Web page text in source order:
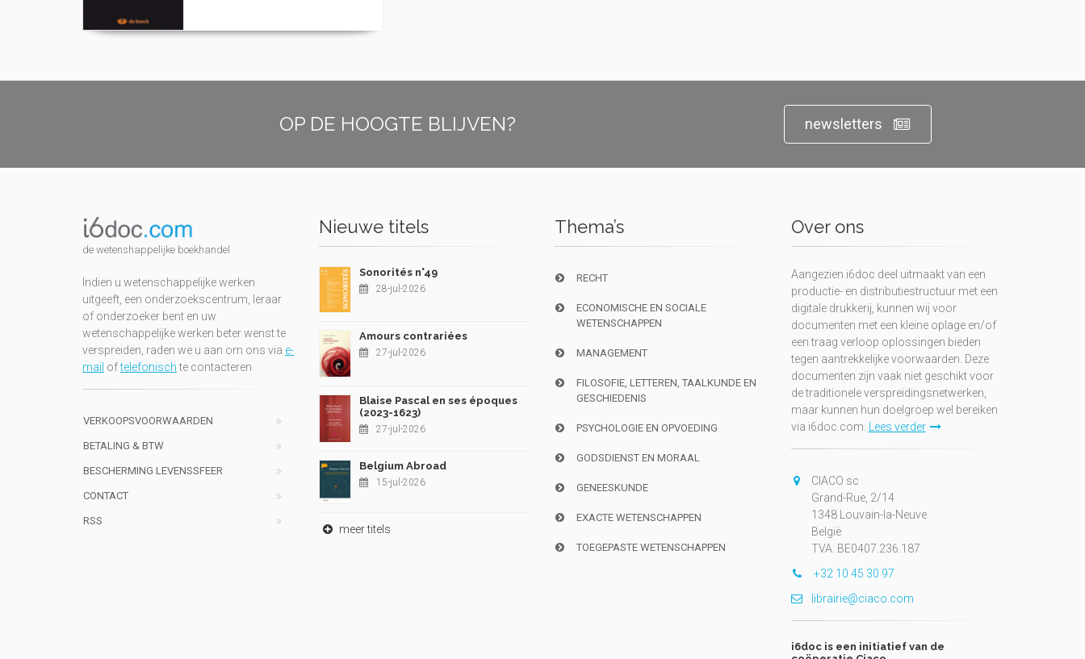
OP DE HOOGTE BLIJVEN? newsletters
de wetenshappelijke boekhandel
Indien u wetenschappelijke werken
uitgeeft, een onderzoekscentrum, leraar
of onderzoeker bent en uw
wetenschappelijke werken beter wenst te
verspreiden, raden we u aan om ons via e-
mail oftelefonischte contacteren
VERKOOPSVOORWAARDEN
BETALING & BTW
BESCHERMING LEVENSSFEER
CONTACT
RSS
Nieuwe titels
Sonorités n°49
28-jul-2026
Amours contrariées
27-jul-2026
Blaise Pascal en ses époques
(2023-1623)
27-jul-2026
Belgium Abroad
15-jul-2026
meer titels
Thema’s
RECHT
ECONOMISCHE EN SOCIALE
WETENSCHAPPEN
MANAGEMENT
FILOSOFIE, LETTEREN, TAALKUNDE EN
GESCHIEDENIS
PSYCHOLOGIE EN OPVOEDING
GODSDIENST EN MORAAL
GENEESKUNDE
EXACTE WETENSCHAPPEN
TOEGEPASTE WETENSCHAPPEN
Over ons
Aangezien i6doc deel uitmaakt van een
productie- en distributiestructuur met een
digitale drukkerij, kunnen wij voor
documenten met een kleine oplage en/of
een traag verloop oplossingen bieden
tegen aantrekkelijke voorwaarden. Deze
documenten zijn vaak niet geschikt voor
de traditionele verspreidingsnetwerken,
maar kunnen hun doelgroep wel bereiken
via i6doc.com.
Lees verder
CIACO sc
Grand-Rue, 2/14
1348 Louvain-la-Neuve
België
TVA: BE0407.236.187
+32 10 45 30 97
librairie@ciaco.com
i6doc is een initiatief van de